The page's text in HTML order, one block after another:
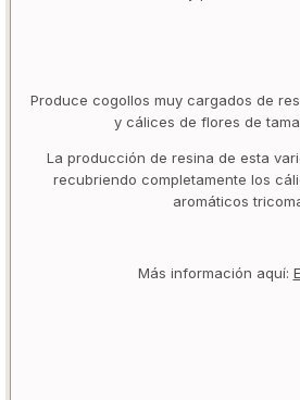
Produce cogollos muy cargados de
y cálices de flores de
La producción de resina de esta
recubriendo completamente los
aromáticos
Más información aquí: